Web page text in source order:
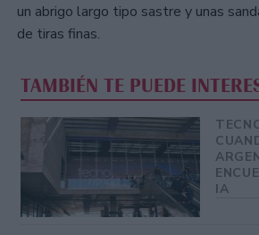
un abrigo largo tipo sastre y unas
de tiras finas.
TAMBIÉN TE PUEDE
IA